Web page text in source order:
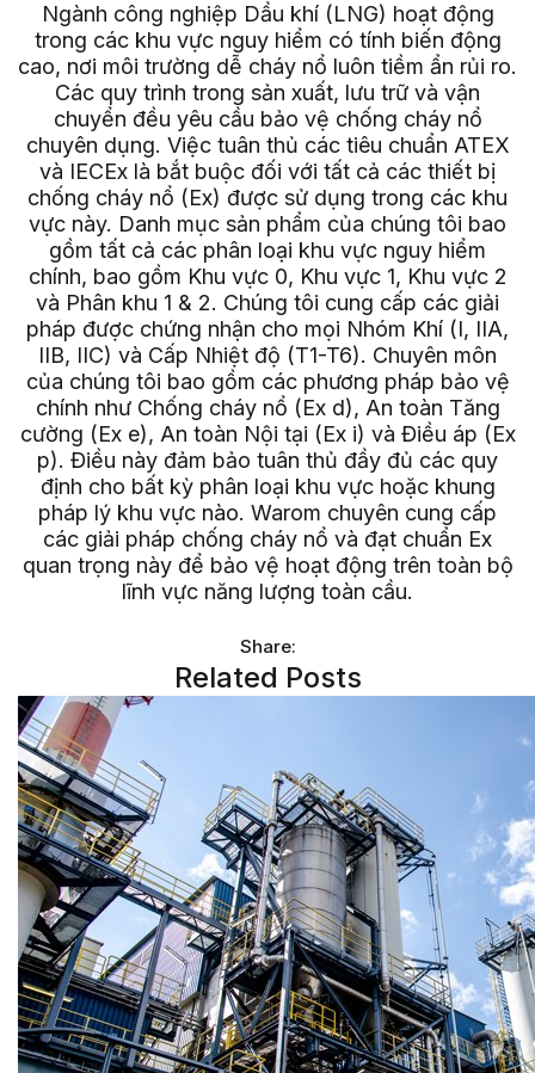
Ngành công nghiệp Dầu khí (LNG) hoạt động
trong các khu vực nguy hiểm có tính biến động
cao, nơi môi trường dễ cháy nổ luôn tiềm ẩn rủi ro.
Các quy trình trong sản xuất, lưu trữ và vận
chuyển đều yêu cầu bảo vệ chống cháy nổ
chuyên dụng. Việc tuân thủ các tiêu chuẩn ATEX
và IECEx là bắt buộc đối với tất cả các thiết bị
chống cháy nổ (Ex) được sử dụng trong các khu
vực này. Danh mục sản phẩm của chúng tôi bao
gồm tất cả các phân loại khu vực nguy hiểm
chính, bao gồm Khu vực 0, Khu vực 1, Khu vực 2
và Phân khu 1 & 2. Chúng tôi cung cấp các giải
pháp được chứng nhận cho mọi Nhóm Khí (I, IIA,
IIB, IIC) và Cấp Nhiệt độ (T1-T6). Chuyên môn
của chúng tôi bao gồm các phương pháp bảo vệ
chính như Chống cháy nổ (Ex d), An toàn Tăng
cường (Ex e), An toàn Nội tại (Ex i) và Điều áp (Ex
p). Điều này đảm bảo tuân thủ đầy đủ các quy
định cho bất kỳ phân loại khu vực hoặc khung
pháp lý khu vực nào. Warom chuyên cung cấp
các giải pháp chống cháy nổ và đạt chuẩn Ex
quan trọng này để bảo vệ hoạt động trên toàn bộ
lĩnh vực năng lượng toàn cầu.
Share:
Related Posts